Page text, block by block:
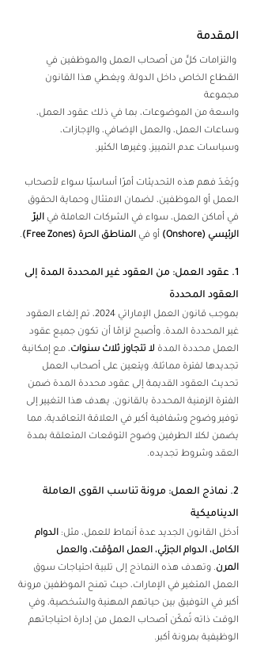
المقدمة
والتزامات كلٍّ من أصحاب العمل والموظفين في
القطاع الخاص داخل الدولة. ويغطي هذا القانون
مجموعة
واسعة من الموضوعات، بما في ذلك عقود العمل،
وساعات العمل، والعمل الإضافي، والإجازات،
وسياسات عدم التمييز، وغيرها الكثير.
ويُعَدّ فهم هذه التحديثات أمرًا أساسيًا سواء لأصحاب
العمل أو الموظفين، لضمان الامتثال وحماية الحقوق
في أماكن العمل، سواء في الشركات العاملة في البرّ
الرئيسي (Onshore)
أو في المناطق الحرة (Free Zones) .
1. عقود العمل: من العقود غير المحددة المدة إلى
العقود المحددة
بموجب قانون العمل الإماراتي 2024، تم إلغاء العقود
غير المحددة المدة. وأصبح لزامًا أن تكون جميع عقود
العمل محددة المدة لا تتجاوز ثلاث سنوات، مع إمكانية
تجديدها لفترة مماثلة. ويتعين على أصحاب العمل
تحديث العقود القديمة إلى عقود محددة المدة ضمن
الفترة الزمنية المحددة بالقانون. يهدف هذا التغيير إلى
توفير وضوح وشفافية أكبر في العلاقة التعاقدية، مما
يضمن لكلا الطرفين وضوح التوقعات المتعلقة بمدة
العقد وشروط تجديده.
2. نماذج العمل: مرونة تناسب القوى العاملة
الديناميكية
أدخل القانون الجديد عدة أنماط للعمل، مثل: الدوام
الكامل، الدوام الجزئي، العمل المؤقت، والعمل
المرن. وتهدف هذه النماذج إلى تلبية احتياجات سوق
العمل المتغير في الإمارات، حيث تمنح الموظفين مرونة
أكبر في التوفيق بين حياتهم المهنية والشخصية، وفي
الوقت ذاته تُمكّن أصحاب العمل من إدارة احتياجاتهم
الوظيفية بمرونة أكبر.